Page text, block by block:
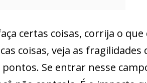
certas coisas, corrija o
coisas, veja as fragilidades
Se entrar nesse